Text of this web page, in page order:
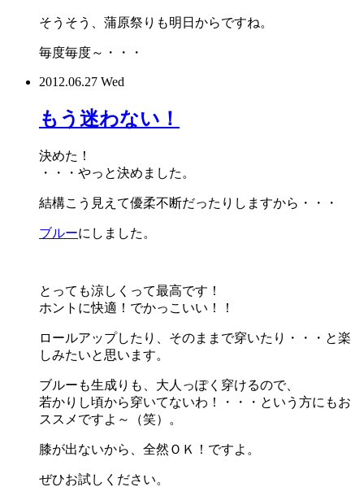
そうそう、蒲原祭りも明日からですね。
毎度毎度～・・・
2012.06.27 Wed
もう迷わない！
決めた！
・・・やっと決めました。
結構こう見えて優柔不断だったりしますから・・・
ブルーにしました。
とっても涼しくって最高です！
ホントに快適！でかっこいい！！
ロールアップしたり、そのままで穿いたり・・・と楽
しみたいと思います。
ブルーも生成りも、大人っぽく穿けるので、
若かりし頃から穿いてないわ！・・・という方にもお
ススメですよ～（笑）。
膝が出ないから、全然ＯＫ！ですよ。
ぜひお試しください。